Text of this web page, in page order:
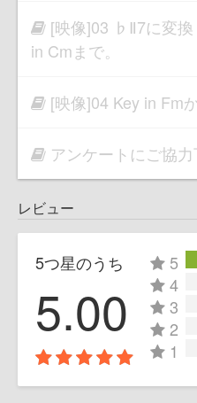
[映像]03 ♭Ⅱ7に変
in Cmまで。
[映像]04 Key in Fm
アンケートにご協力
レビュー
5つ星のうち
5.00
5
4
3
2
1